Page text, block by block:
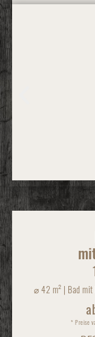
⌀42 m² | Bad mit
* Preise